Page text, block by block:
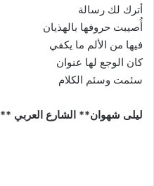
أترك لك رسالة
أُصيبت حروفها بالهذيان
فيها من الألم ما يكفي
كان الوجع لها عنوان
سئمت وسئم الكلام
ليلى شهوان** الشارع العربي **